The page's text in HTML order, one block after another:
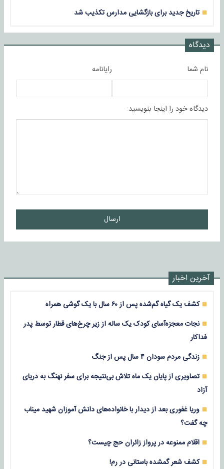
تاریخ جدید برای بازگشایی مدارس تکذیب شد
دیدگاه
نام شما رایانامه
دیدگاه خود را اینجا بنویسید:
ارسال
آخرین اخبار
کشف یک گیاه گم‌شده پس از ۶۰ سال با یک گوشی همراه
نجات معجزه‌آسای کودک یک ساله از زیر چرخ‌های قطار توسط پدر
فداکار
زندگی مردم سودان ۴ سال پس از جنگ
تصاویری از پایان یک ماه تلاش بی‌نتیجه برای سفر نهنگ به دریای
آزاد
وریا غفوری بعد از دیدار با خانواده‌های دانش آموزان شهید میناب
چه گفت؟
اقلام ممنوعه در پرواز زائران حج چیست؟
کشف شعر گمشده باستانی در رم!